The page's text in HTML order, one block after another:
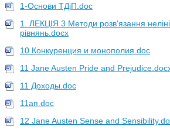
1-Основи ТДіП.doc
1. ЛЕКЦІЯ 3 Методи розв'язання
рівнянь.docx
10 Конкуренция и монополия.doc
11 Jane Austen Pride and
11 Доходы.doc
11ап.doc
12 Jane Austen Sense and